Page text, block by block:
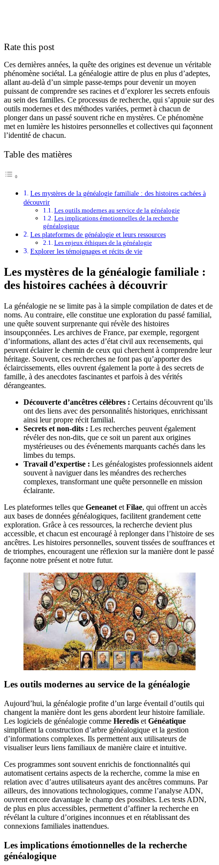
Rate this post
Ces dernières années, la quête des origines est devenue un véritable
phénomène sociétal. La généalogie attire de plus en plus d’adeptes,
allant au-delà d’un simple passe-temps pour devenir un moyen
puissant de comprendre ses racines et d’explorer les secrets enfouis
au sein des familles. Ce processus de recherche, qui s’appuie sur des
outils modernes et des méthodes variées, permet à chacun de
plonger dans un passé souvent riche en mystères. Ce phénomène
met en lumière les histoires personnelles et collectives qui façonnent
l’identité de chacun.
Table des matières
Les mystères de la généalogie familiale : des histoires cachées à
découvrir
Les outils modernes au service de la généalogie
Les implications émotionnelles de la recherche
généalogique
Les plateformes de généalogie et leurs ressources
Les enjeux éthiques de la généalogie
Explorer les témoignages et récits de vie
Les mystères de la généalogie familiale :
des histoires cachées à découvrir
La généalogie ne se limite pas à la simple compilation de dates et de
noms. Au contraire, elle constitue une exploration du passé familial,
une quête souvent surprenante qui révèle des histoires
insoupçonnées. Les archives de France, par exemple, regorgent
d’informations, allant des actes d’état civil aux recensements, qui
peuvent éclairer le chemin de ceux qui cherchent à comprendre leur
héritage. Souvent, ces recherches ne font pas qu’apporter des
éclaircissements, elles ouvrent également la porte à des secrets de
famille, à des anecdotes fascinantes et parfois à des vérités
dérangeantes.
Découverte d’ancêtres célèbres : Certains découvrent qu’ils
ont des liens avec des personnalités historiques, enrichissant
ainsi leur propre récit familial.
Secrets et non-dits : Les recherches peuvent également
révéler des non-dits, que ce soit un parent aux origines
mystérieuses ou des événements marquants cachés dans les
limbes du temps.
Travail d’expertise : Les généalogistes professionnels aident
souvent à naviguer dans les méandres des recherches
complexes, transformant une quête personnelle en mission
éclairante.
Les plateformes telles que Geneanet et Filae, qui offrent un accès
aux bases de données généalogiques, facilitent grandement cette
exploration. Grâce à ces ressources, la recherche devient plus
accessible, et chacun est encouragé à replonger dans l’histoire de ses
ancêtres. Les histoires personnelles, souvent tissées de souffrances et
de triomphes, encouragent une réflexion sur la manière dont le passé
façonne notre présent et notre futur.
Les outils modernes au service de la généalogie
Aujourd’hui, la généalogie profite d’un large éventail d’outils qui
changent la manière dont les gens abordent leur histoire familiale.
Les logiciels de généalogie comme Heredis et Généatique
simplifient la construction d’arbre généalogique et la gestion
d’informations complexes. Ils permettent aux utilisateurs de
visualiser leurs liens familiaux de manière claire et intuitive.
Ces programmes sont souvent enrichis de fonctionnalités qui
automatisent certains aspects de la recherche, comme la mise en
relation avec d’autres utilisateurs ayant des ancêtres communs. Par
ailleurs, des innovations technologiques, comme l’analyse ADN,
ouvrent encore davantage le champ des possibles. Les tests ADN,
de plus en plus accessibles, permettent d’affiner la recherche en
révélant la culture d’origines inconnues et en rétablissant des
connexions familiales inattendues.
Les implications émotionnelles de la recherche
généalogique